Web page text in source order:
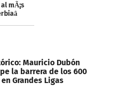
mÃ¡s
Mauricio Dubón
la barrera de los 600
Grandes Ligas